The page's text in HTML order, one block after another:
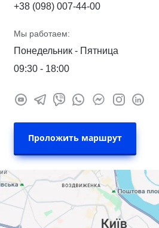
+38 (098) 007-44-00
Мы работаем:
Понедельник - Пятница
09:30 - 18:00
Проложить маршрут